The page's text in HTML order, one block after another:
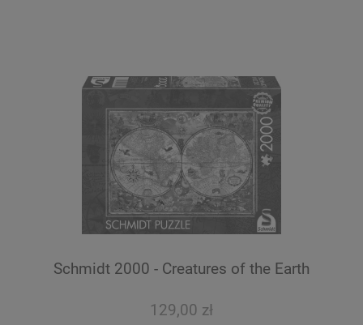
Schmidt 2000 - Creatures of the Earth
129,00 zł